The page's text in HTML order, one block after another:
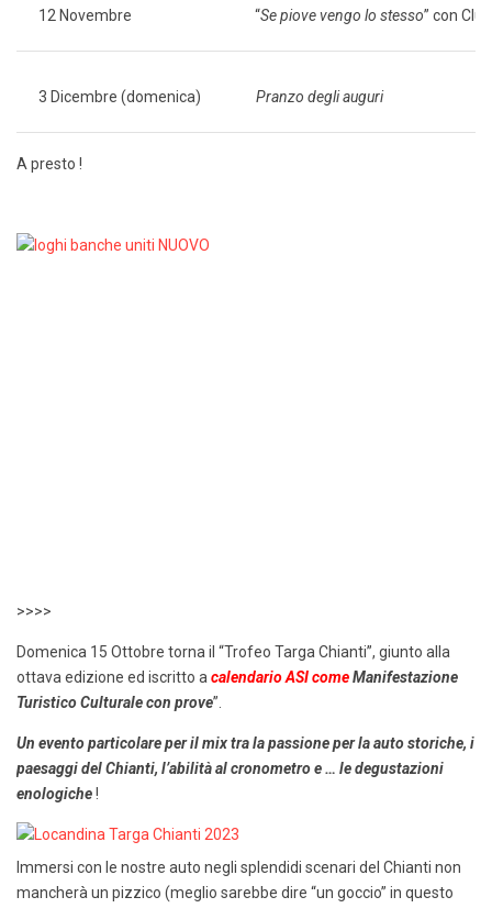
12 Novembre “Se piove vengo lo stesso” con
3 Dicembre (domenica) Pranzo degli auguri
A presto !
>>>>
Domenica 15 Ottobre torna il “Trofeo Targa Chianti”, giunto alla
ottava edizione ed iscritto a calendario ASI comeManifestazione
Turistico Culturale con prove”.
Un evento particolare per il mix tra la passione per la auto storiche, i
paesaggi del Chianti, l’abilità al cronometro e … le degustazioni
enologiche!
Immersi con le nostre auto negli splendidi scenari del Chianti non
mancherà un pizzico (meglio sarebbe dire “un goccio” in questo